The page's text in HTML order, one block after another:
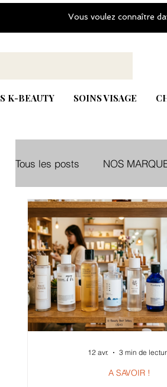
Vous voulez connaître
K-BEAUTY SOINS VISAGE
Tous les posts NOS
A SAVOIR !
12 avr. 3 min de